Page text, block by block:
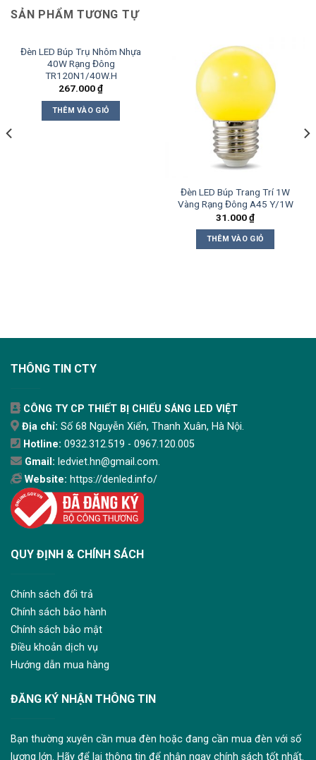
SẢN PHẨM TƯƠNG TỰ
Đèn LED Búp Trụ Nhôm Nhựa
40W Rạng Đông
TR120N1/40W.H
267.000₫
THÊM VÀO GIỎ
Đèn LED Búp Trang Trí 1W
Vàng Rạng Đông A45 Y/1W
31.000₫
THÊM VÀO GIỎ
THÔNG TIN CTY
CÔNG TY CP THIẾT BỊ CHIẾU SÁNG LED VIỆT
Địa chỉ: Số 68 Nguyễn Xiển, Thanh Xuân, Hà Nội.
Hotline: 0932.312.519 - 0967.120.005
Gmail: ledviet.hn@gmail.com.
Website: https://denled.info/
QUY ĐỊNH & CHÍNH SÁCH
Chính sách đổi trả
Chính sách bảo hành
Chính sách bảo mật
Điều khoản dịch vụ
Hướng dẫn mua hàng
ĐĂNG KÝ NHẬN THÔNG TIN
Bạn thường xuyên cần mua đèn hoặc đang cần mua đèn với số
lượng lớn. Hãy để lại thông tin để nhận ngay chính sách tốt nhất.